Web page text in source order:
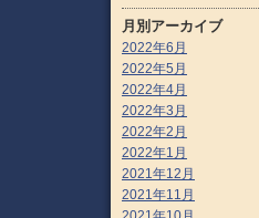
月別アーカイブ
2022年6月
2022年5月
2022年4月
2022年3月
2022年2月
2022年1月
2021年12月
2021年11月